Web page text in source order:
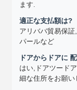
ます.
適正な支払額は?
アリババ貿易保
パールなど
ドアからドアに
はい,ドアツード
細な住所をお願い